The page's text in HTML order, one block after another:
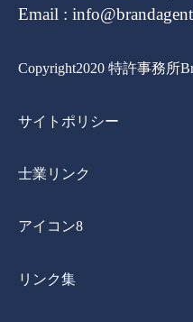
Email :
Copyright2020 特許事務所
サイトポリシー
士業リンク
アイコン8
リンク集